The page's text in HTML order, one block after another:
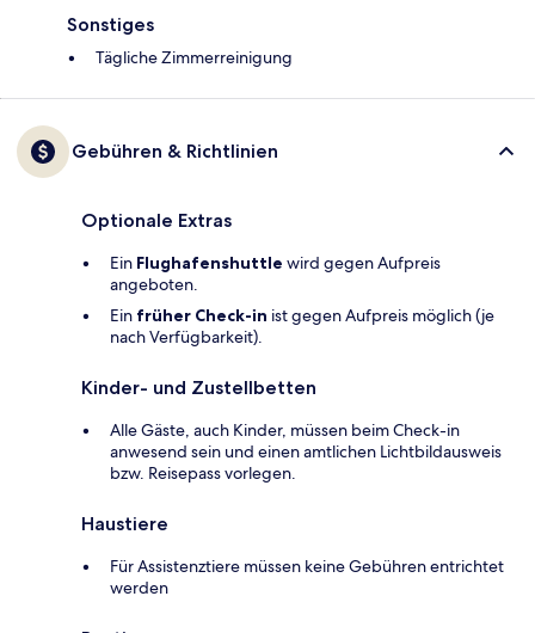
Sonstiges
Tägliche Zimmerreinigung
Gebühren & Richtlinien
Optionale Extras
Ein Flughafenshuttle wird gegen Aufpreis
angeboten.
Ein früher Check-in ist gegen Aufpreis möglich (je
nach Verfügbarkeit).
Kinder- und Zustellbetten
Alle Gäste, auch Kinder, müssen beim Check-in
anwesend sein und einen amtlichen Lichtbildausweis
bzw. Reisepass vorlegen.
Haustiere
Für Assistenztiere müssen keine Gebühren entrichtet
werden